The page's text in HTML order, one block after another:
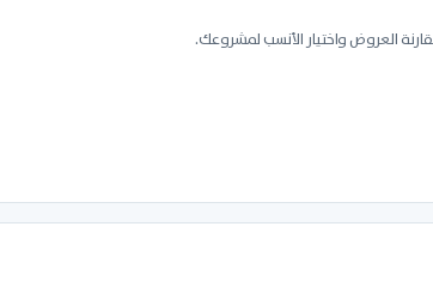
العروض واختيار الأنسب لمشروعك.